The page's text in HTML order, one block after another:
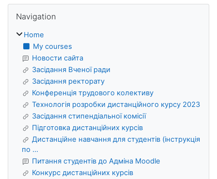
Blocks
Navigation
Home
My courses
Новости сайта
Засідання Вченої ради
Засідання ректорату
Конференція трудового колективу
Технологія розробки дистанційного курсу 2023
Засідання стипендіальної комісії
Підготовка дистанційних курсів
Дистанційне навчання для студентів (інструкція
по ...
Питання студентів до Адміна Moodle
Конкурс дистанційних курсів